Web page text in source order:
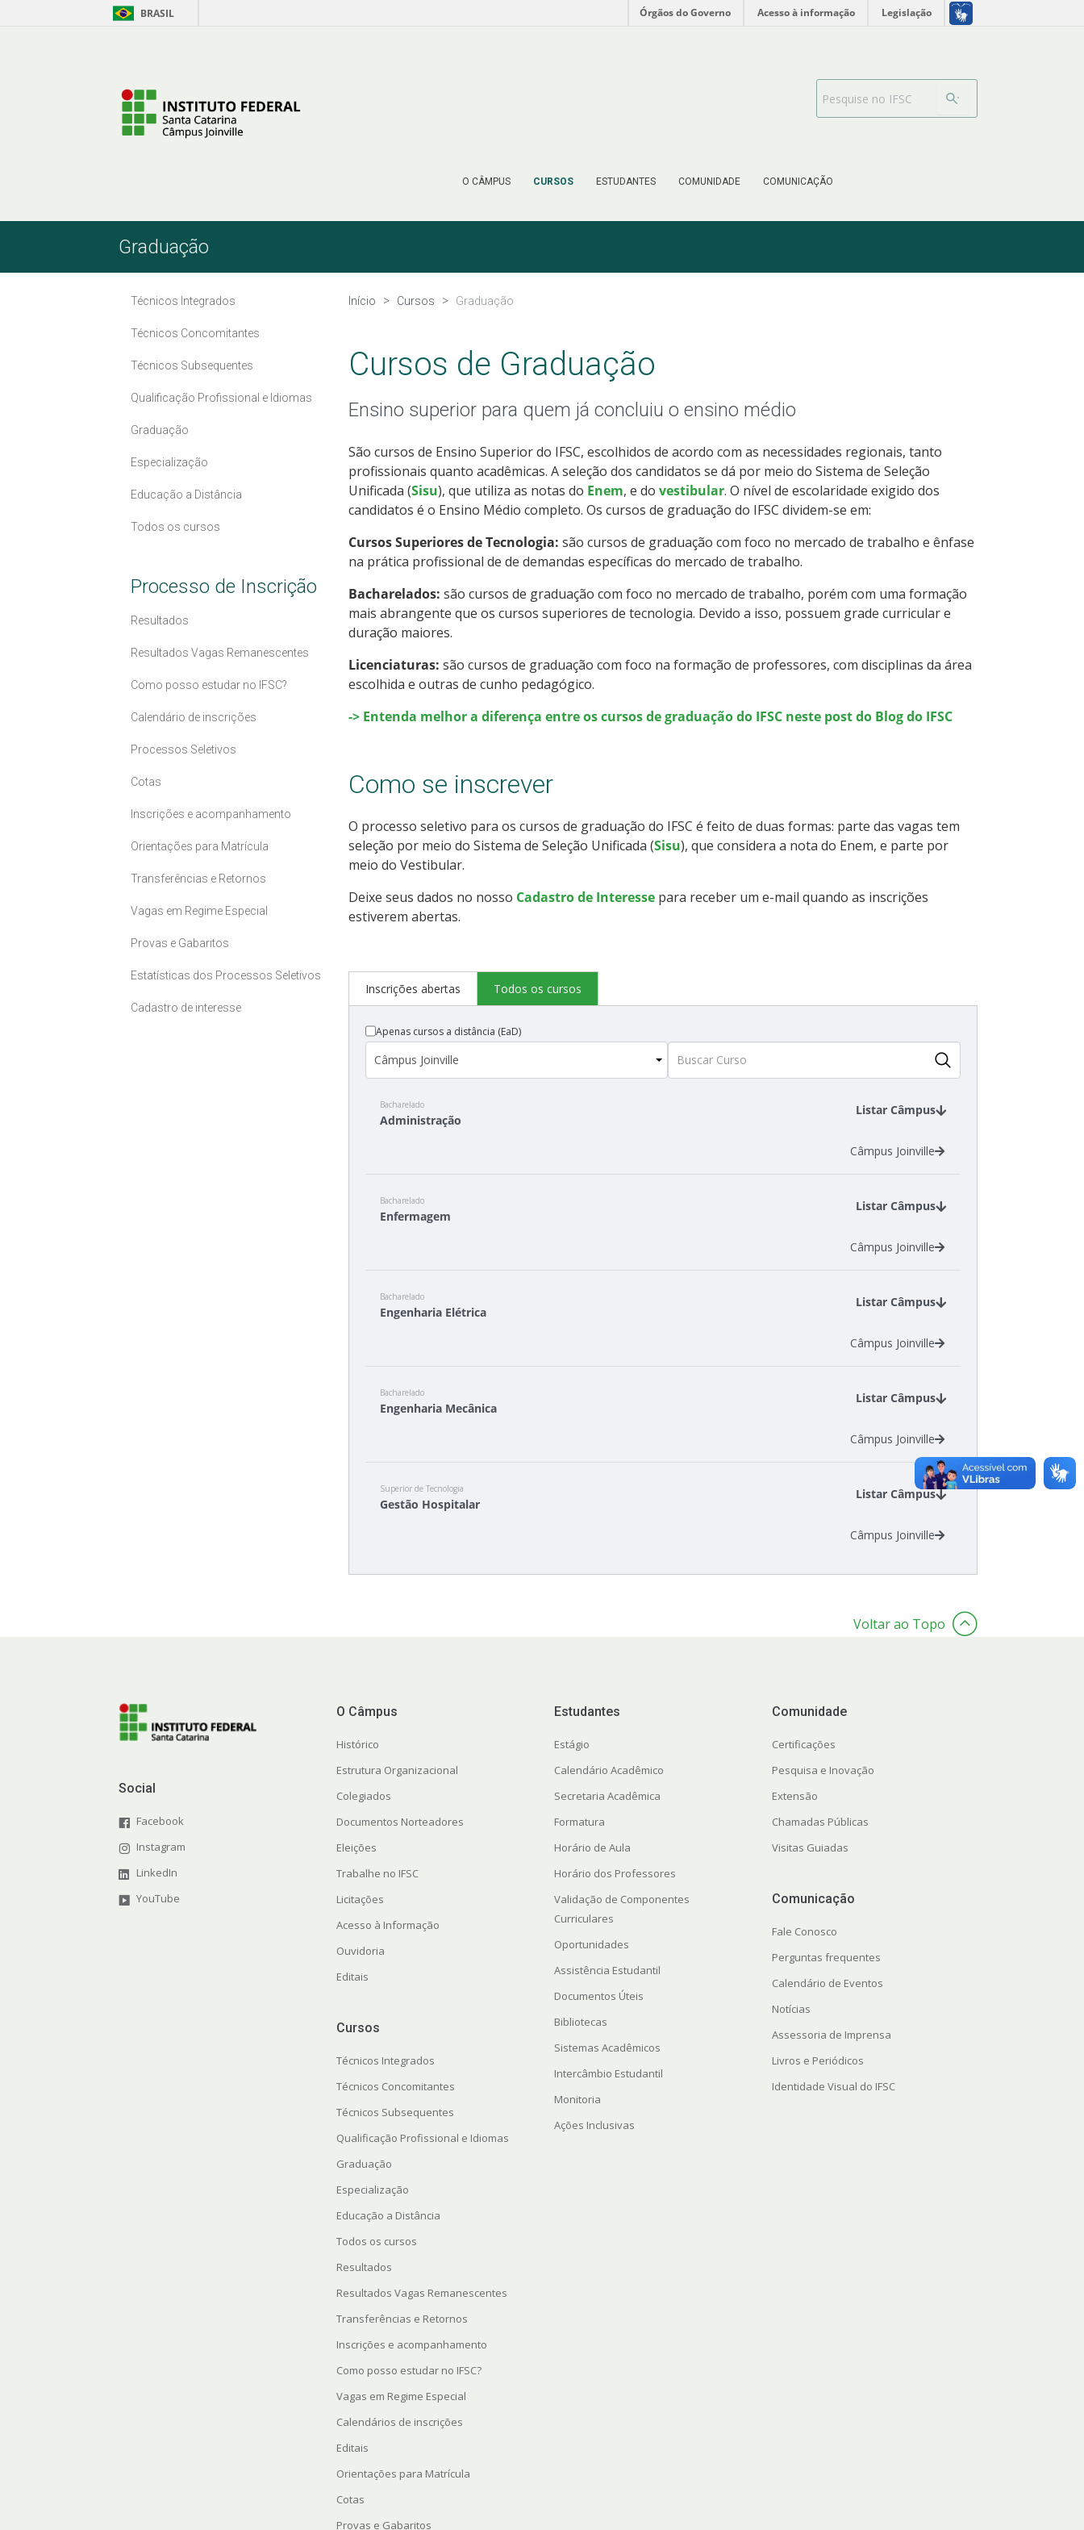
BRASIL Órgãos do Governo Acesso à informação Legislação
O CÂMPUS CURSOS ESTUDANTES COMUNIDADE COMUNICAÇÃO
Search Bar
Graduação
Técnicos Integrados
Técnicos Concomitantes
Técnicos Subsequentes
Qualificação Profissional e Idiomas
Graduação
Especialização
Educação a Distância
Todos os cursos
Processo de Inscrição
Resultados
Resultados Vagas Remanescentes
Como posso estudar no IFSC?
Calendário de inscrições
Processos Seletivos
Cotas
Inscrições e acompanhamento
Orientações para Matrícula
Transferências e Retornos
Vagas em Regime Especial
Provas e Gabaritos
Estatísticas dos Processos Seletivos
Cadastro de interesse
Início Cursos Graduação
Cursos de Graduação
Ensino superior para quem já concluiu o ensino médio
São cursos de Ensino Superior do IFSC, escolhidos de acordo com as necessidades regionais, tanto
profissionais quanto acadêmicas. A seleção dos candidatos se dá por meio do Sistema de Seleção
Unificada (Sisu), que utiliza as notas do Enem, e do vestibular. O nível de escolaridade exigido dos
candidatos é o Ensino Médio completo. Os cursos de graduação do IFSC dividem-se em:
Cursos Superiores de Tecnologia: são cursos de graduação com foco no mercado de trabalho e ênfase
na prática profissional de de demandas específicas do mercado de trabalho.
Bacharelados: são cursos de graduação com foco no mercado de trabalho, porém com uma formação
mais abrangente que os cursos superiores de tecnologia. Devido a isso, possuem grade curricular e
duração maiores.
Licenciaturas: são cursos de graduação com foco na formação de professores, com disciplinas da área
escolhida e outras de cunho pedagógico.
-> Entenda melhor a diferença entre os cursos de graduação do IFSC neste post do Blog do IFSC
Como se inscrever
O processo seletivo para os cursos de graduação do IFSC é feito de duas formas: parte das vagas tem
seleção por meio do Sistema de Seleção Unificada (Sisu), que considera a nota do Enem, e parte por
meio do Vestibular.
Deixe seus dados no nosso Cadastro de Interesse para receber um e-mail quando as inscrições
estiverem abertas.
Inscrições abertas Todos os cursos
Apenas cursos a distância (EaD)
Bacharelado
Administração
Listar Câmpus
Câmpus Joinville
Bacharelado
Enfermagem
Listar Câmpus
Câmpus Joinville
Bacharelado
Engenharia Elétrica
Listar Câmpus
Câmpus Joinville
Bacharelado
Engenharia Mecânica
Listar Câmpus
Câmpus Joinville
Superior de Tecnologia
Gestão Hospitalar
Listar Câmpus
Câmpus Joinville
Voltar ao Topo
Social
Facebook
Instagram
LinkedIn
YouTube
O Câmpus
Histórico
Estrutura Organizacional
Colegiados
Documentos Norteadores
Eleições
Trabalhe no IFSC
Licitações
Acesso à Informação
Ouvidoria
Editais
Cursos
Técnicos Integrados
Técnicos Concomitantes
Técnicos Subsequentes
Qualificação Profissional e Idiomas
Graduação
Especialização
Educação a Distância
Todos os cursos
Resultados
Resultados Vagas Remanescentes
Transferências e Retornos
Inscrições e acompanhamento
Como posso estudar no IFSC?
Vagas em Regime Especial
Calendários de inscrições
Editais
Orientações para Matrícula
Cotas
Provas e Gabaritos
Estudantes
Estágio
Calendário Acadêmico
Secretaria Acadêmica
Formatura
Horário de Aula
Horário dos Professores
Validação de Componentes
Curriculares
Oportunidades
Assistência Estudantil
Documentos Úteis
Bibliotecas
Sistemas Acadêmicos
Intercâmbio Estudantil
Monitoria
Ações Inclusivas
Comunidade
Certificações
Pesquisa e Inovação
Extensão
Chamadas Públicas
Visitas Guiadas
Comunicação
Fale Conosco
Perguntas frequentes
Calendário de Eventos
Notícias
Assessoria de Imprensa
Livros e Periódicos
Identidade Visual do IFSC